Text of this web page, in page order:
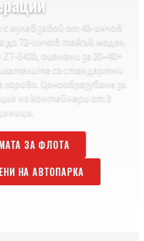
нулев завой от 48-инчов
до 72-инчов тежък модел.
5400, оценени за 20–40+
са стандартни
гориво. Ценообразуване за
на контейнери от 3
ЗА ФЛОТА
НА АВТОПАРКА